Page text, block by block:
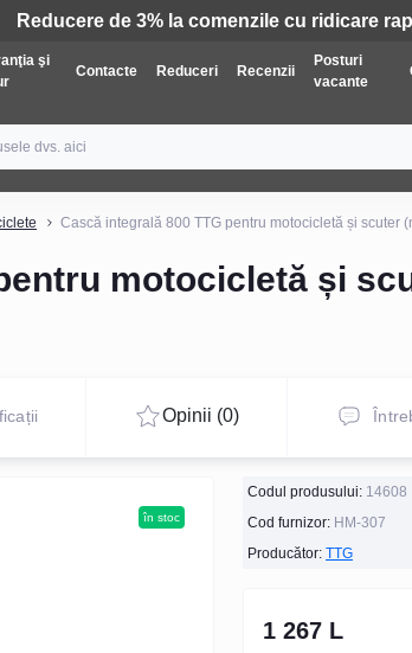
Tehnică: Livrare gratuită
şi
Contacte Reduceri Recenzii
Posturi
vacante
Cască integrală 800 TTG pentru motocicletă și scuter
motocicletă și
Opinii (0)
în stoc
Codul produsului: 14608
Cod furnizor: НМ-307
Producător: TTG
1 267 L